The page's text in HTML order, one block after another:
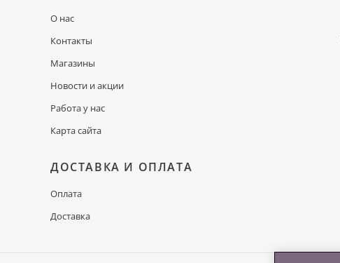
О нас
Контакты
Магазины
Новости и акции
Работа у нас
Карта сайта
ДОСТАВКА И ОПЛАТА
Оплата
Доставка